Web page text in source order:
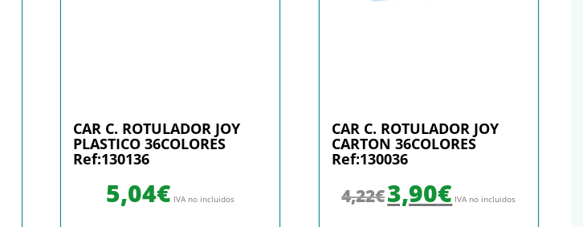
CAR C. ROTULADOR JOY
PLASTICO 36COLORES
Ref:130136
5,04€ IVA no incluidos
CAR C. ROTULADOR JOY
CARTON 36COLORES
Ref:130036
4,22€3,90€ IVA no incluidos